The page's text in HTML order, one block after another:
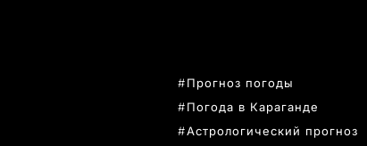
Прогноз погоды
Погода в Караганде
Астрологический прогноз